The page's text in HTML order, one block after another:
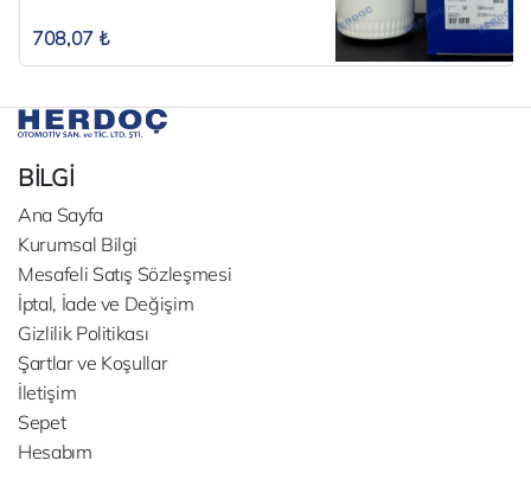
708,07 ₺
BİLGİ
Ana Sayfa
Kurumsal Bilgi
Mesafeli Satış Sözleşmesi
İptal, İade ve Değişim
Gizlilik Politikası
Şartlar ve Koşullar
İletişim
Sepet
Hesabım